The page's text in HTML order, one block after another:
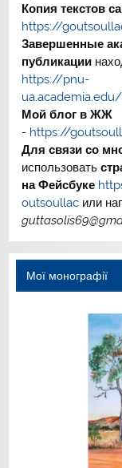
Копия текстов
https://
Завершенные
публикации
https://pnu-
Мой блог в ЖЖ
- https://
Для связи со
использовать
на Фейсбуке
outsoullacили
Мої монографії